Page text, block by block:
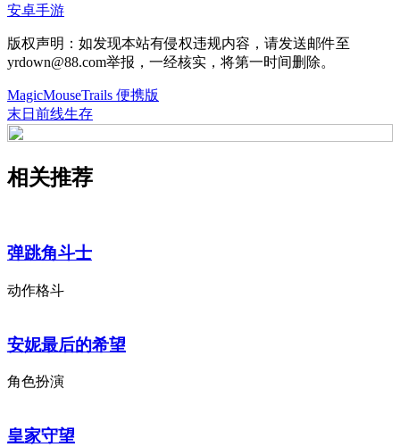
安卓手游
版权声明：如发现本站有侵权违规内容，请发送邮件至
yrdown@88.com举报，一经核实，将第一时间删除。
MagicMouseTrails 便携版
末日前线生存
相关推荐
弹跳角斗士
动作格斗
安妮最后的希望
角色扮演
皇家守望